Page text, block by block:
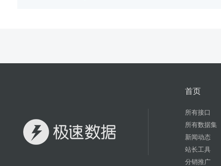
首页
所有接口
所有数据集
新闻动态
站长工具
分销推广